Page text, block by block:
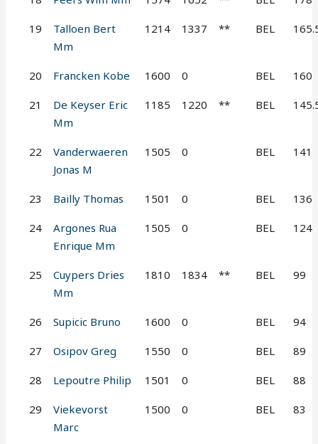
19
Talloen Bert
Mm
1214 1337 ** BEL
20 Francken Kobe 1600 0 BEL 160
21
De Keyser Eric
Mm
1185 1220 ** BEL
22
Vanderwaeren
Jonas M
1505 0 BEL 141
23 Bailly Thomas 1501 0 BEL 136
24
Argones Rua
Enrique Mm
1505 0 BEL 124
25
Cuypers Dries
Mm
1810 1834 ** BEL 99
26 Supicic Bruno 1600 0 BEL 94
27 Osipov Greg 1550 0 BEL 89
28 Lepoutre Philip 1501 0 BEL 88
29
Viekevorst
Marc
1500 0 BEL 83